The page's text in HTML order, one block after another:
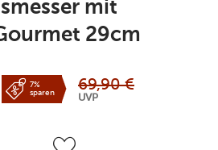
mit
29cm
7%
sparen
69,90 €
UVP